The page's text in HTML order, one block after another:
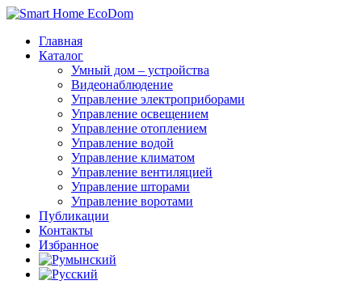
Главная
Каталог
Умный дом – устройства
Видеонаблюдение
Управление электроприборами
Управление освещением
Управление отоплением
Управление водой
Управление климатом
Управление вентиляцией
Управление шторами
Управление воротами
Публикации
Контакты
Избранное